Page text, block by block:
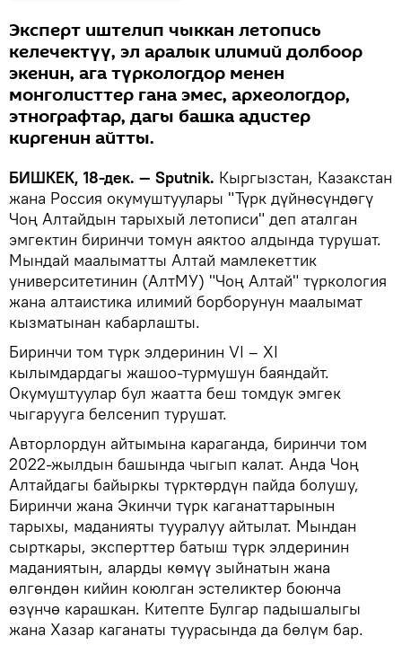
Эксперт иштелип чыккан летопись
келечектүү, эл аралык илимий долбоор
экенин, ага түркологдор менен
монголисттер гана эмес, археологдор,
этнографтар, дагы башка адистер
киргенин айтты.
БИШКЕК, 18-дек. — Sputnik. Кыргызстан, Казакстан
жана Россия окумуштуулары "Түрк дүйнөсүндөгү
Чоң Алтайдын тарыхый летописи" деп аталган
эмгектин биринчи томун аяктоо алдында турушат.
Мындай маалыматты Алтай мамлекеттик
университетинин (АлтМУ) "Чоң Алтай" түркология
жана алтаистика илимий борборунун маалымат
кызматынан кабарлашты.
Биринчи том түрк элдеринин VI – XI
кылымдардагы жашоо-турмушун баяндайт.
Окумуштуулар бул жаатта беш томдук эмгек
чыгарууга белсенип турушат.
Авторлордун айтымына караганда, биринчи том
2022-жылдын башында чыгып калат. Анда Чоң
Алтайдагы байыркы түрктөрдүн пайда болушу,
Биринчи жана Экинчи түрк каганаттарынын
тарыхы, маданияты тууралуу айтылат. Мындан
сырткары, эксперттер батыш түрк элдеринин
маданиятын, аларды көмүү зыйнатын жана
өлгөндөн кийин коюлган эстеликтер боюнча
өзүнчө карашкан. Китепте Булгар падышалыгы
жана Хазар каганаты туурасында да бөлүм бар.